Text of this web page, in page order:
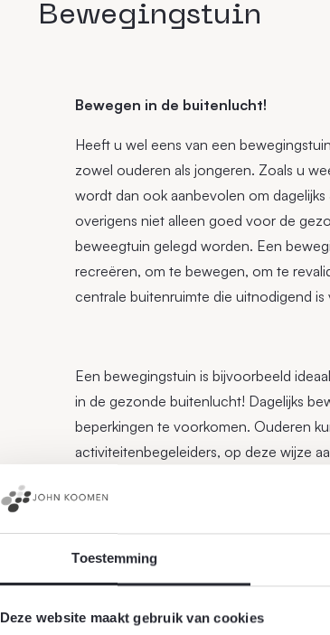
Toestemming
Deze website maakt gebruik van cookies
Bewegingstuin
Bewegen in de buitenlucht!
Heeft u wel eens van een
zowel ouderen als jongeren. Zoals u
wordt dan ook aanbevolen om
overigens niet alleen goed voor de
beweegtuin gelegd worden. Een
recreëren, om te bewegen, om te
centrale buitenruimte die uitnodigend
Een bewegingstuin is bijvoorbeeld
in de gezonde buitenlucht! Dagelijks
beperkingen te voorkomen. Ouderen
activiteitenbegeleiders, op deze wijze